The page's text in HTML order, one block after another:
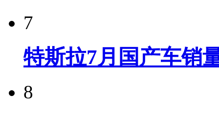
7
特斯拉7月国产车销
8